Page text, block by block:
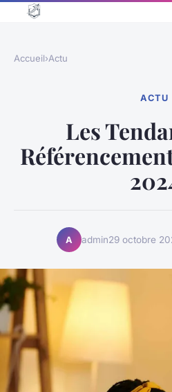
Accueil›Actu
ACTU
Les
A admin29 octobre